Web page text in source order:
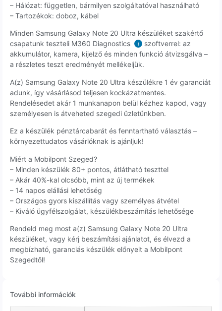
– Hálózat: független, bármilyen szolgáltatóval használható
– Tartozékok: doboz, kábel
Minden Samsung Galaxy Note 20 Ultra készüléket szakértő
csapatunk teszteli M360 Diagnostics
i
szoftverrel: az
akkumulátor, kamera, kijelző és minden funkció átvizsgálva –
a részletes teszt eredményét mellékeljük.
A(z) Samsung Galaxy Note 20 Ultra készülékre 1 év garanciát
adunk, így vásárlásod teljesen kockázatmentes.
Rendelésedet akár 1 munkanapon belül kézhez kapod, vagy
személyesen is átveheted szegedi üzletünkben.
Ez a készülék pénztárcabarát és fenntartható választás –
környezettudatos vásárlóknak is ajánljuk!
Miért a Mobilpont Szeged?
– Minden készülék 80+ pontos, átlátható teszttel
– Akár 40%-kal olcsóbb, mint az új termékek
– 14 napos elállási lehetőség
– Országos gyors kiszállítás vagy személyes átvétel
– Kiváló ügyfélszolgálat, készülékbeszámítás lehetősége
Rendeld meg most a(z) Samsung Galaxy Note 20 Ultra
készüléket, vagy kérj beszámítási ajánlatot, és élvezd a
megbízható, garanciás készülék előnyeit a Mobilpont
Szegedtől!
További információk